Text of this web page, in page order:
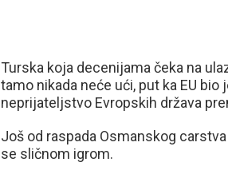
Turska koja decenijama čeka na
tamo nikada neće ući, put ka EU
neprijateljstvo Evropskih država
Još od raspada Osmanskog
se sličnom igrom.